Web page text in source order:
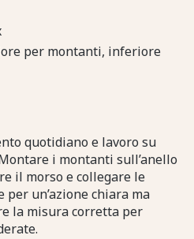
per montanti, inferiore
quotidiano e lavoro su
i montanti sull’anello
il morso e collegare le
un’azione chiara ma
la misura corretta per